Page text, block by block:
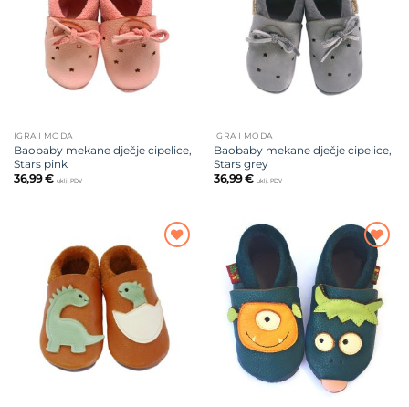
IGRA I MODA
Baobaby mekane dječje cipelice,
Stars pink
36,99€ uklj. PDV
želja
IGRA I MODA
Baobaby mekane dječje cipelice,
Stars grey
36,99€ uklj. PDV
na listu
Dodajte
na listu
želja